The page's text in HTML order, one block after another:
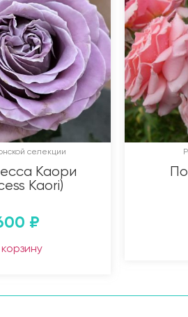
селекции
Каори
Kaori)
₽